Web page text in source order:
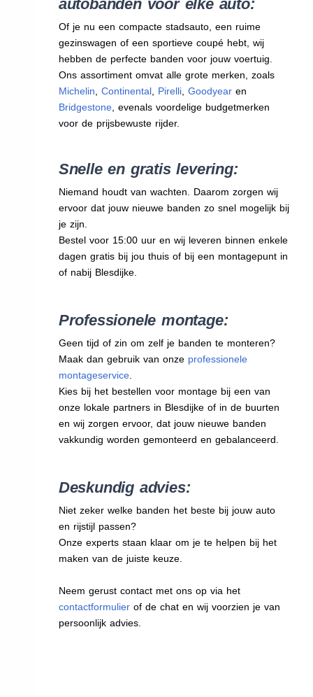
autobanden voor elke auto:
Of je nu een compacte stadsauto, een ruime
gezinswagen of een sportieve coupé hebt, wij
hebben de perfecte banden voor jouw voertuig.
Ons assortiment omvat alle grote merken, zoals
Michelin, Continental, Pirelli, Goodyearen
Bridgestone, evenals voordelige budgetmerken
voor de prijsbewuste rijder.
Snelle en gratis levering:
Niemand houdt van wachten. Daarom zorgen wij
ervoor dat jouw nieuwe banden zo snel mogelijk bij
je zijn.
Bestel voor 15:00 uur en wij leveren binnen enkele
dagen gratis bij jou thuis of bij een montagepunt in
of nabij Blesdijke.
Professionele montage:
Geen tijd of zin om zelf je banden te monteren?
Maak dan gebruik van onze professionele
montageservice.
Kies bij het bestellen voor montage bij een van
onze lokale partners in Blesdijke of in de buurten
en wij zorgen ervoor, dat jouw nieuwe banden
vakkundig worden gemonteerd en gebalanceerd.
Deskundig advies:
Niet zeker welke banden het beste bij jouw auto
en rijstijl passen?
Onze experts staan klaar om je te helpen bij het
maken van de juiste keuze.
Neem gerust contact met ons op via het
contactformulierof de chat en wij voorzien je van
persoonlijk advies.